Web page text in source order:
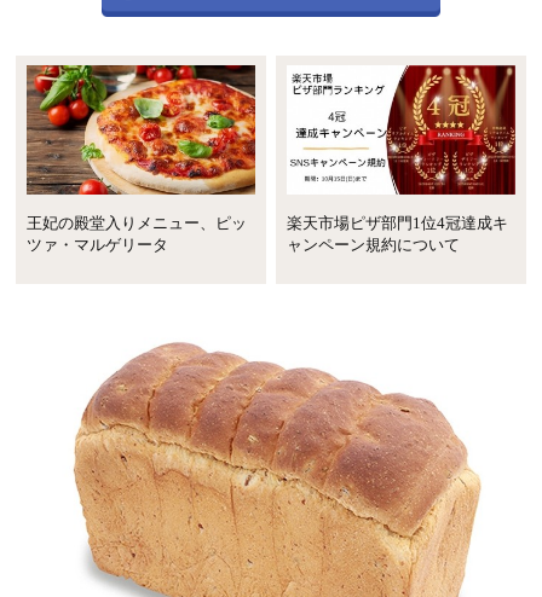
王妃の殿堂入りメニュー、ピッ
ツァ・マルゲリータ
楽天市場ピザ部門1位4冠達成キ
ャンペーン規約について